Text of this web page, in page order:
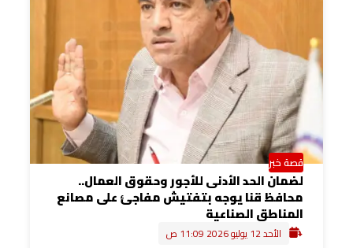
قصة خبر
لضمان الحد الأدنى للأجور وحقوق العمال..
محافظ قنا يوجه بتفتيش مفاجئ على مصانع
المناطق الصناعية
الأحد 12 يوليو 2026 11:09 ص